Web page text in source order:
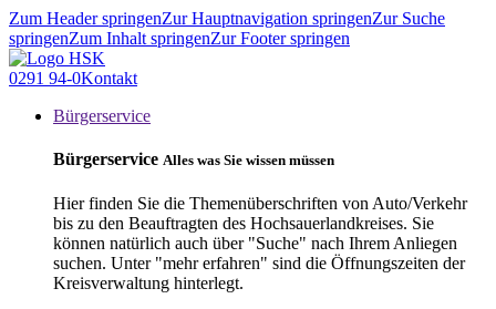
Zum Header springenZur Hauptnavigation springenZur Suche
springenZum Inhalt springenZur Footer springen
0291 94-0Kontakt
Bürgerservice
Bürgerservice Alles was Sie wissen müssen
Hier finden Sie die Themenüberschriften von Auto/Verkehr
bis zu den Beauftragten des Hochsauerlandkreises. Sie
können natürlich auch über "Suche" nach Ihrem Anliegen
suchen. Unter "mehr erfahren" sind die Öffnungszeiten der
Kreisverwaltung hinterlegt.